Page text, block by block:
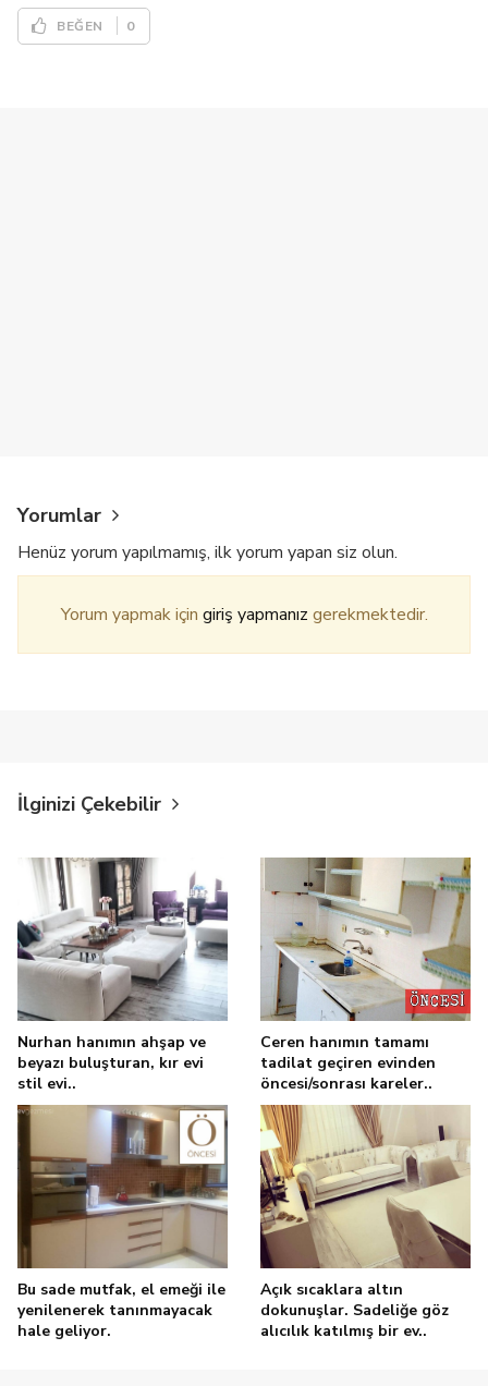
BEĞEN 0
Yorumlar
Henüz yorum yapılmamış, ilk yorum yapan siz olun.
Yorum yapmak için giriş yapmanız gerekmektedir.
İlginizi Çekebilir
Nurhan hanımın ahşap ve
beyazı buluşturan, kır evi
stil evi..
Ceren hanımın tamamı
tadilat geçiren evinden
öncesi/sonrası kareler..
Bu sade mutfak, el emeği ile
yenilenerek tanınmayacak
hale geliyor.
Açık sıcaklara altın
dokunuşlar. Sadeliğe göz
alıcılık katılmış bir ev..